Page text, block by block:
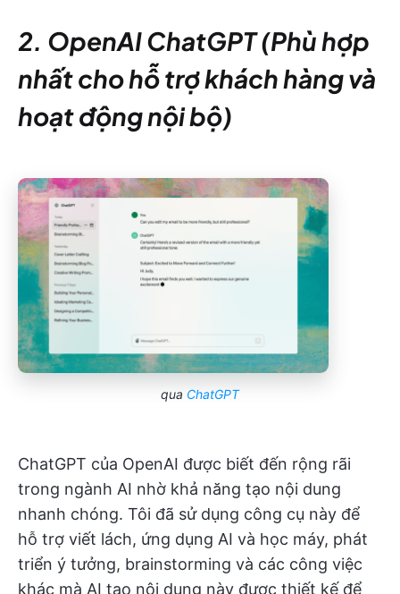
2. OpenAI ChatGPT (Phù hợp
nhất cho hỗ trợ khách hàng và
hoạt động nội bộ)
qua ChatGPT
ChatGPT của OpenAI được biết đến rộng rãi
trong ngành AI nhờ khả năng tạo nội dung
nhanh chóng. Tôi đã sử dụng công cụ này để
hỗ trợ viết lách, ứng dụng AI và học máy, phát
triển ý tưởng, brainstorming và các công việc
khác mà AI tạo nội dung này được thiết kế để